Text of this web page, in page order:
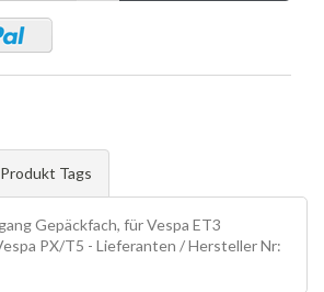
Produkt Tags
Gepäckfach, für Vespa ET3
PX/T5 - Lieferanten / Hersteller Nr: